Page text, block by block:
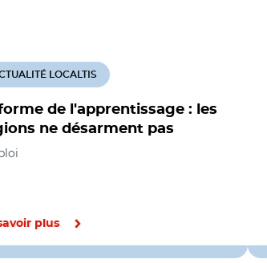
de l'apprentissage : les
ne désarment pas
LOCALTIS
plus